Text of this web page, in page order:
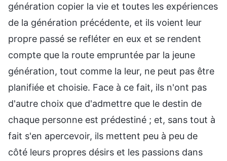
génération copier la vie et toutes les expériences
de la génération précédente, et ils voient leur
propre passé se refléter en eux et se rendent
compte que la route empruntée par la jeune
génération, tout comme la leur, ne peut pas être
planifiée et choisie. Face à ce fait, ils n'ont pas
d'autre choix que d'admettre que le destin de
chaque personne est prédestiné ; et, sans tout à
fait s'en apercevoir, ils mettent peu à peu de
côté leurs propres désirs et les passions dans